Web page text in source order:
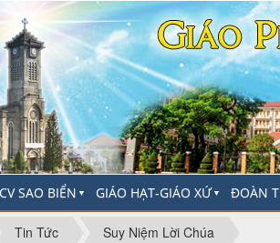
SAO BIỂN ▼ GIÁO HẠT-GIÁO XỨ▼ ĐOÀN
Tin Tức Suy Niệm Lời Chúa